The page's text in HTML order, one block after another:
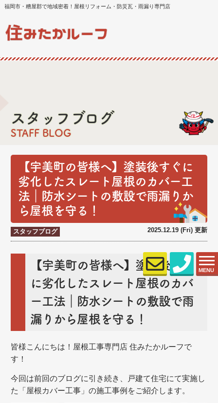
福岡市・糟屋郡で地域密着！屋根リフォーム・防災瓦・雨漏り専門店
MENU
スタッフブログ
STAFF BLOG
【宇美町の皆様へ】塗装後すぐに
劣化したスレート屋根のカバー工
法｜防水シートの敷設で雨漏りか
ら屋根を守る！
スタッフブログ 2025.12.19 (Fri) 更新
【宇美町の皆様へ】塗装後すぐ
に劣化したスレート屋根のカバ
ー工法｜防水シートの敷設で雨
漏りから屋根を守る！
皆様こんにちは！屋根工事専門店 住みたかルーフで
す！
今回は前回のブログに引き続き、戸建て住宅にて実施し
た「屋根カバー工事」の施工事例をご紹介します。